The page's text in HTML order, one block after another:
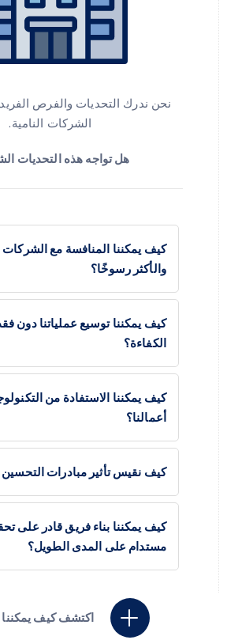
نحن ندرك التحديات والفرص
الشركات النامية.
هل تواجه هذه التحديات
كيف يمكننا المنافسة مع الشركات
والأكثر رسوخًا؟
كيف يمكننا توسيع عملياتنا دون
الكفاءة؟
كيف يمكننا الاستفادة من
أعمالنا؟
كيف نقيس تأثير مبادرات التحسين
كيف يمكننا بناء فريق قادر على
مستدام على المدى الطويل؟
اكتشف كيف